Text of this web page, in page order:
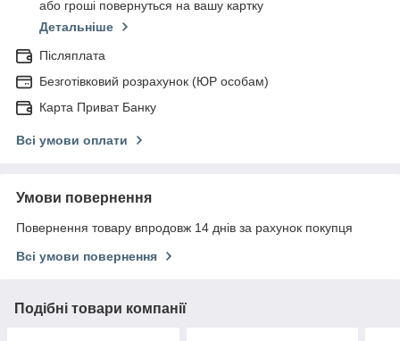
або гроші повернуться на вашу картку
Детальніше
Післяплата
Безготівковий розрахунок (ЮР особам)
Карта Приват Банку
Всі умови оплати
Умови повернення
Повернення товару впродовж 14 днів за рахунок покупця
Всі умови повернення
Подібні товари компанії